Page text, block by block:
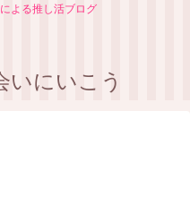
よる推し活ブログ
いにいこう